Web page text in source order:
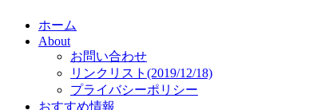
ホーム
About
お問い合わせ
リンクリスト(2019/12/18)
プライバシーポリシー
おすすめ情報